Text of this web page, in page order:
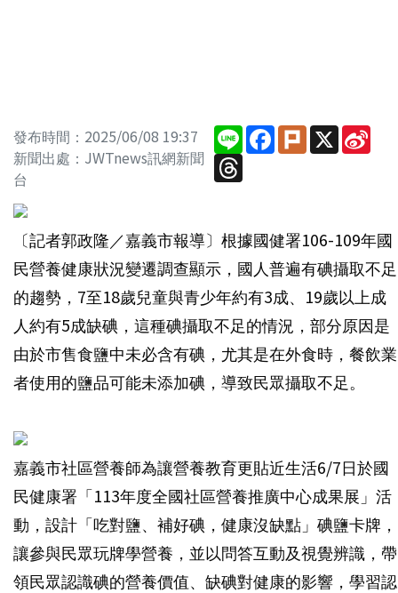
發布時間：2025/06/08 19:37
新聞出處：JWTnews訊網新聞
台
LineFacebook
PlurkX Sina
Threads
〔記者郭政隆／嘉義市報導〕根據國健署106-109年國
民營養健康狀況變遷調查顯示，國人普遍有碘攝取不足
的趨勢，7至18歲兒童與青少年約有3成、19歲以上成
人約有5成缺碘，這種碘攝取不足的情況，部分原因是
由於市售食鹽中未必含有碘，尤其是在外食時，餐飲業
者使用的鹽品可能未添加碘，導致民眾攝取不足。
嘉義市社區營養師為讓營養教育更貼近生活6/7日於國
民健康署「113年度全國社區營養推廣中心成果展」活
動，設計「吃對鹽、補好碘，健康沒缺點」碘鹽卡牌，
讓參與民眾玩牌學營養，並以問答互動及視覺辨識，帶
領民眾認識碘的營養價值、缺碘對健康的影響，學習認